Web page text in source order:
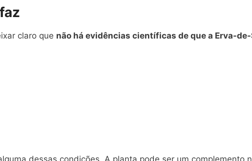
claro que não há evidências científicas de que a Erva-
dessas condições. A planta pode ser um complemento